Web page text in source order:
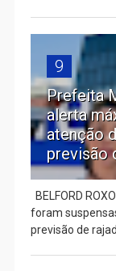
9
Prefeita
alerta
atenção
previsão
BELFORD
foram
previsão de